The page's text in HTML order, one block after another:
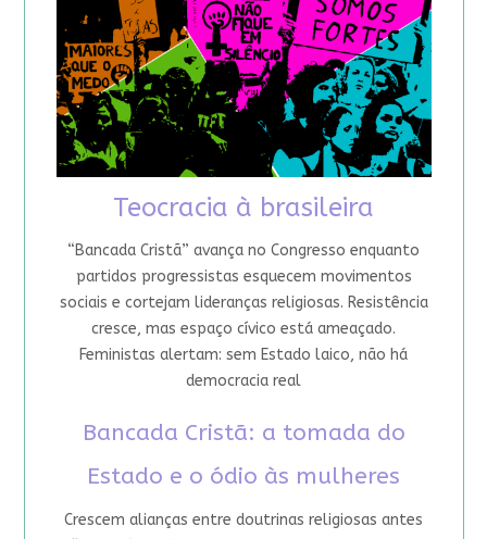
Teocracia à brasileira
“Bancada Cristã” avança no Congresso enquanto
partidos progressistas esquecem movimentos
sociais e cortejam lideranças religiosas. Resistência
cresce, mas espaço cívico está ameaçado.
Feministas alertam: sem Estado laico, não há
democracia real
Bancada Cristã: a tomada do
Estado e o ódio às mulheres
Crescem alianças entre doutrinas religiosas antes